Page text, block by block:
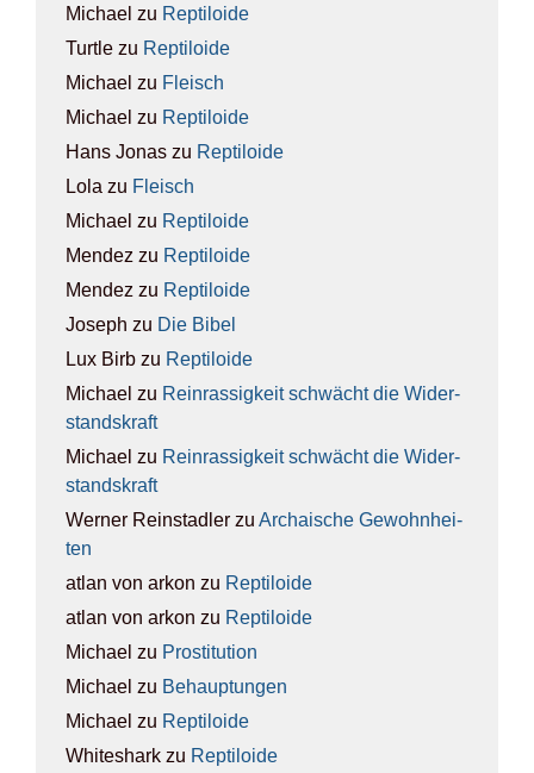
Michael zu Rep­ti­lo­ide
Turtle zu Rep­ti­lo­ide
Michael zu Fleisch
Michael zu Rep­ti­lo­ide
Hans Jonas zu Rep­ti­lo­ide
Lola zu Fleisch
Michael zu Rep­ti­lo­ide
Mendez zu Rep­ti­lo­ide
Mendez zu Rep­ti­lo­ide
Joseph zu Die Bibel
Lux Birb zu Rep­ti­lo­ide
Michael zu Rein­ras­sig­keit schwächt die Wider­
stands­kraft
Michael zu Rein­ras­sig­keit schwächt die Wider­
stands­kraft
Werner Reinstadler zu Archai­sche Gewohn­hei­
ten
atlan von arkon zu Rep­ti­lo­ide
atlan von arkon zu Rep­ti­lo­ide
Michael zu Pro­sti­tu­ti­on
Michael zu Behaup­tun­gen
Michael zu Rep­ti­lo­ide
Whiteshark zu Rep­ti­lo­ide